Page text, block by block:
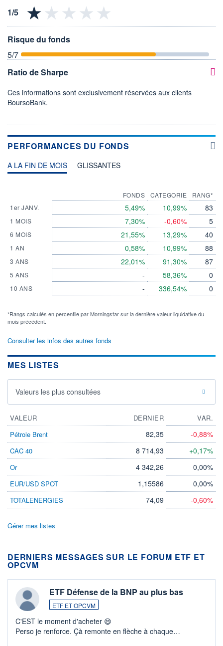
Risque du fonds
5/7
Ratio de Sharpe
Ces informations sont exclusivement réservées aux clients
BoursoBank.
PERFORMANCES DU FONDS
A LA FIN DE MOIS GLISSANTES
1er JANV.
1 MOIS
6 MOIS
1 AN
3 ANS
5 ANS
10 ANS
FONDS
5,49%
7,30%
21,55%
0,58%
22,01%
-
-
CATEGORIE
10,99%
-0,60%
13,29%
10,99%
91,30%
58,36%
336,54%
RANG*
83
5
40
88
87
0
0
*Rangs calculés en percentile par Morningstar sur la dernière valeur liquidative du
mois précédent.
Consulter les infos des autres fonds
MES LISTES
Valeurs les plus consultées
VALEUR DERNIER
VAR.
Pétrole Brent
82,35 -0,88%
CAC 40 8 714,93 +0,17%
Or 4 342,26 0,00%
EUR/USD SPOT 1,15586 0,00%
TOTALENERGIES 74,09 -0,60%
Gérer mes listes
DERNIERS MESSAGES SUR LE FORUM ETF ET
OPCVM
ETF Défense de la BNP au plus bas
ETF ET OPCVM
C'EST le moment d'acheter 😄​
Perso je renforce. Çà remonte en flèche à chaque